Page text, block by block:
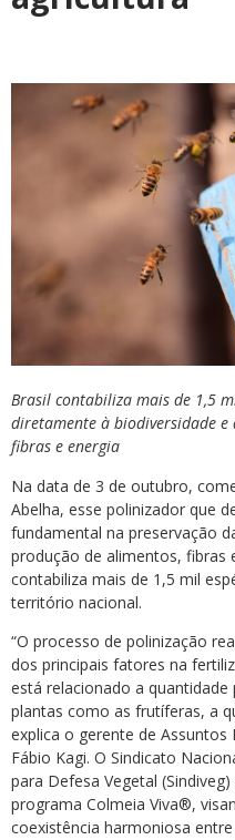
Brasil contabiliza mais de 1,5
diretamente à biodiversidade e
fibras e energia
Na data de 3 de outubro,
Abelha, esse polinizador que
fundamental na preservação
produção de alimentos, fibras
contabiliza mais de 1,5 mil
território nacional.
“O processo de polinização
dos principais fatores na
está relacionado a quantidade
plantas como as frutíferas, a
explica o gerente de Assuntos
Fábio Kagi. O Sindicato
para Defesa Vegetal
programa Colmeia Viva®,
coexistência harmoniosa